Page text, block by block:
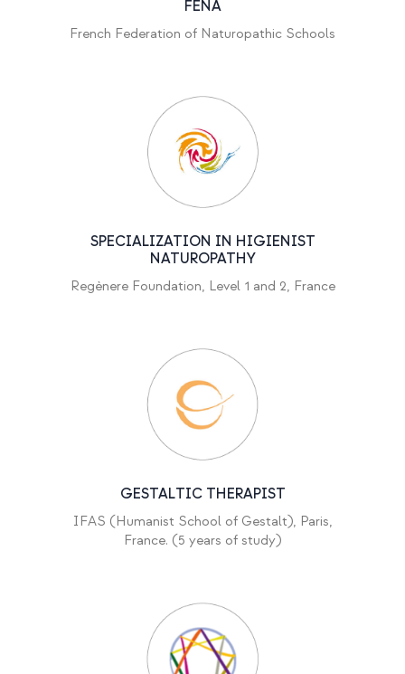
FENA
French Federation of Naturopathic Schools
SPECIALIZATION IN HIGIENIST
NATUROPATHY
Regènere Foundation, Level 1 and 2, France
GESTALTIC THERAPIST
IFAS (Humanist School of Gestalt), Paris,
France. (5 years of study)